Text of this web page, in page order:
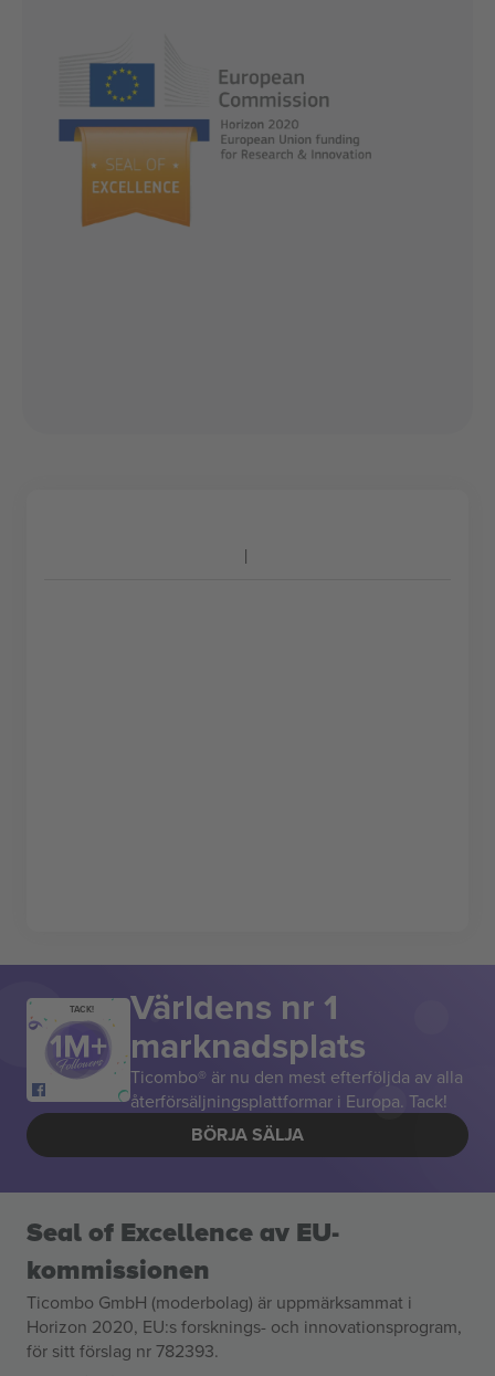
TACK! Världens nr 1
marknadsplats
Ticombo® är nu den mest efterföljda av alla
återförsäljningsplattformar i Europa. Tack!
BÖRJA SÄLJA
Seal of Excellence av EU-
kommissionen
Ticombo GmbH (moderbolag) är uppmärksammat i
Horizon 2020, EU:s forsknings- och innovationsprogram,
för sitt förslag nr 782393.